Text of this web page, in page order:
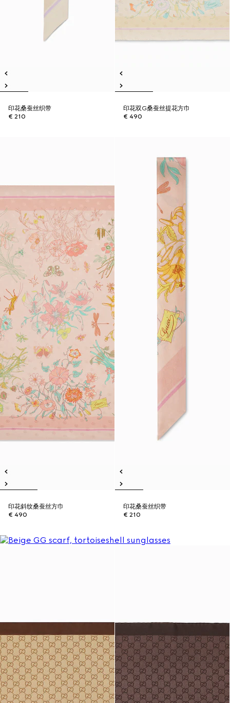
印花桑蚕丝织带
€ 210
印花双G桑蚕丝提花方巾
€ 490
印花斜纹桑蚕丝方巾
€ 490
印花桑蚕丝织带
€ 210